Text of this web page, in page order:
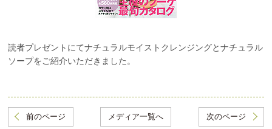
読者プレゼントにてナチュラルモイストクレンジングとナチュラル
ソープをご紹介いただきました。
次のページ
前のページ メディア一覧へ